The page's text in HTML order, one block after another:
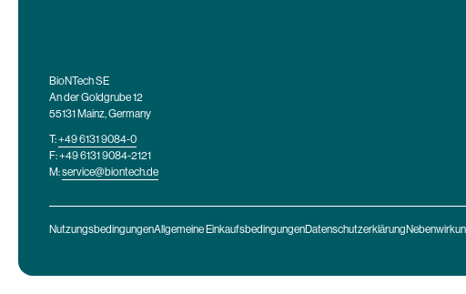
BioNTech SE
An der Goldgrube 12
55131 Mainz, Germany
T:+49 6131 9084-0
F: +49 6131 9084-2121
M:service@biontech.de
NutzungsbedingungenAllgemeine EinkaufsbedingungenDatenschutzerklärung